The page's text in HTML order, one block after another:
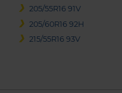
205/55R16 91V
205/60R16 92H
215/55R16 93V